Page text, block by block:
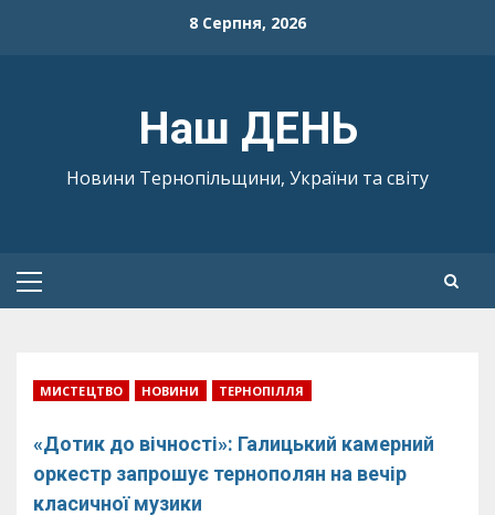
8 Серпня, 2026
Наш ДЕНЬ
Новини Тернопільщини, України та світу
Primary
МИСТЕЦТВО НОВИНИ ТЕРНОПІЛЛЯ
«Дотик до вічності»: Галицький камерний
оркестр запрошує тернополян на вечір
класичної музики